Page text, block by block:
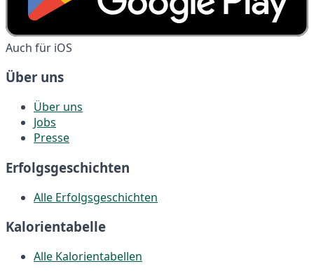
Auch für iOS
Über uns
Über uns
Jobs
Presse
Erfolgsgeschichten
Alle Erfolgsgeschichten
Kalorientabelle
Alle Kalorientabellen